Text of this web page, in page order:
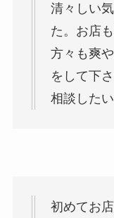
清々しい
た。お店
方々も爽
をして下
相談した
初めてお